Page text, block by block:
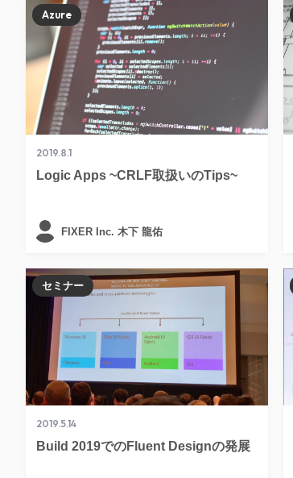
2019.8.1
Logic Apps ~CRLF取扱いのTips~
Azure
FIXER Inc. 木下 龍佑
2019.5.14
Build 2019でのFluent Designの発展
セミナー